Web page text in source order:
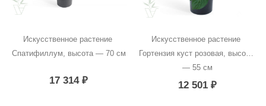
Искусственное растение
Спатифиллум, высота — 70 см
17 314₽
Искусственное растение
Гортензия куст розовая, высота
— 55 см
12 501 ₽